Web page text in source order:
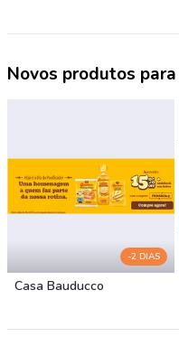
Novos produtos
-2 DIAS
Casa Bauducco